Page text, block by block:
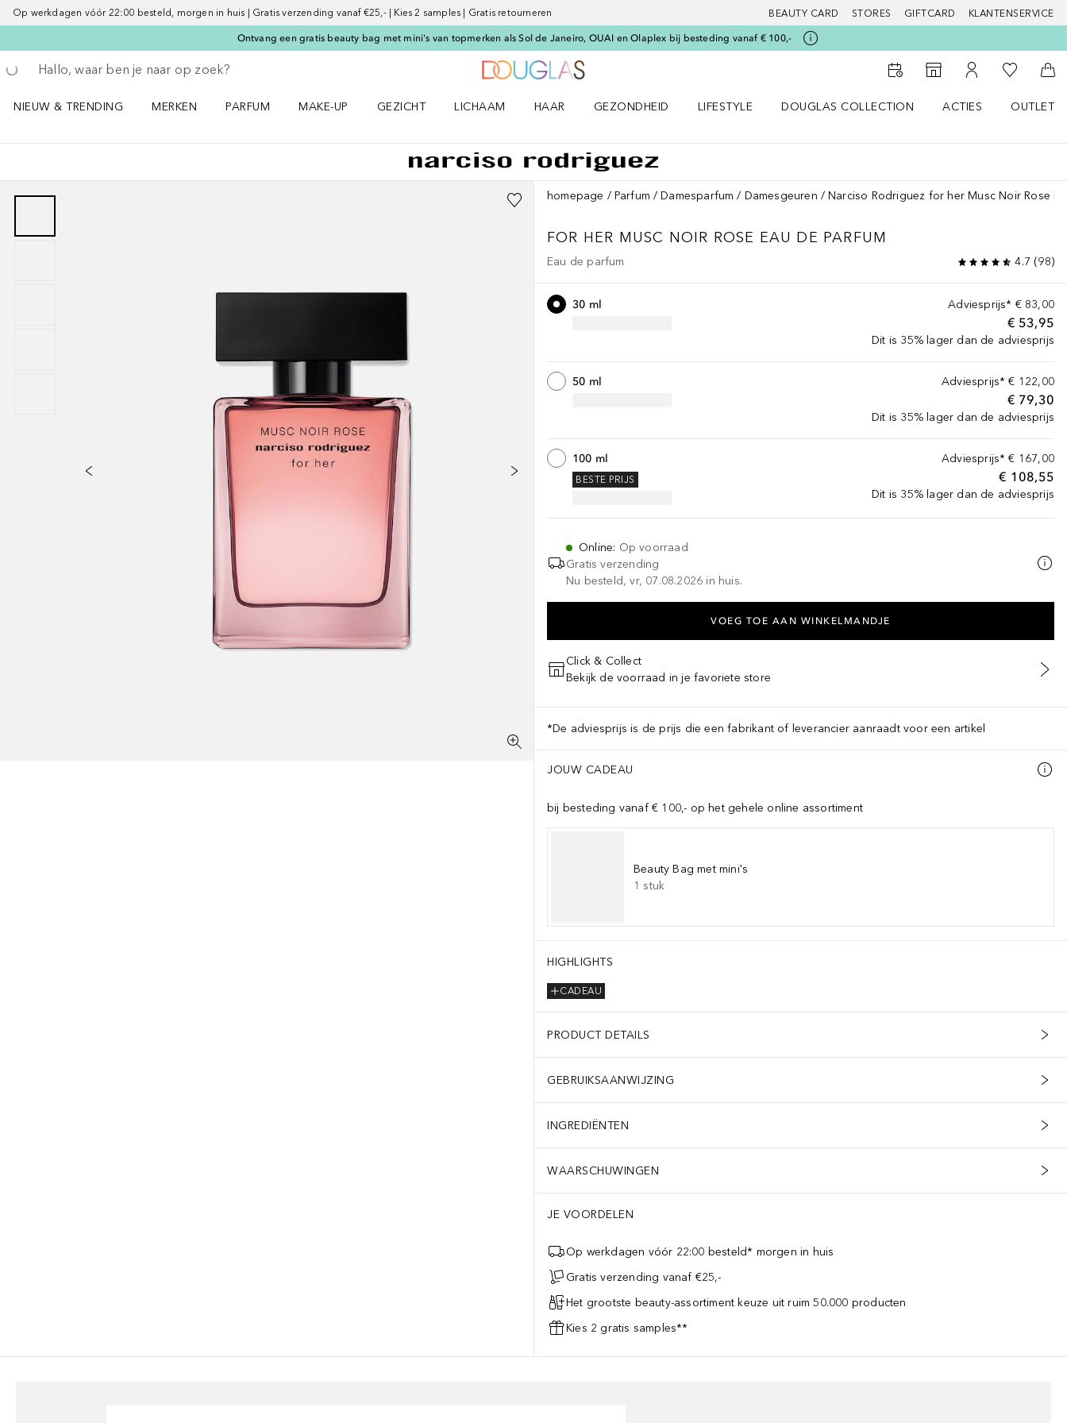
Op werkdagen vóór 22:00 besteld, morgen in huis | Gratis verzending vanaf €25,- | Kies 2 samples | Gratis retourneren BEAUTY CARD STORES GIFTCARD KLANTENSERVICE
Ontvang een gratis beauty bag met mini's van topmerken als Sol de Janeiro, OUAI en Olaplex bij besteding vanaf € 100,-
Ga terug
Zoekopdracht uitvoeren
Naar StorefinderNaar Mijn Account
Naar Mijn
NIEUW & TRENDING
MERKEN
PARFUM
MAKE-UP
GEZICHT
LICHAAM
HAAR
GEZONDHEID
LIFESTYLE
DOUGLAS COLLECTION
ACTIES
OUTLET
homepage Parfum Damesparfum Damesgeuren Narciso Rodriguez for her Musc Noir Rose
FOR HER MUSC NOIR ROSE EAU DE PARFUM
Eau de parfum 4.7 (98)
Adviesprijs* € 83,00
€ 53,95
Dit is 35% lager dan de adviesprijs
30 ml
Adviesprijs* € 122,00
€ 79,30
Dit is 35% lager dan de adviesprijs
50 ml
Adviesprijs* € 167,00
€ 108,55
Dit is 35% lager dan de adviesprijs
100 ml
BESTE PRIJS
Online: Op voorraad
Gratis verzending
Nu besteld, vr, 07.08.2026 in huis.
VOEG TOE AAN WINKELMANDJE
Click & Collect
Bekijk de voorraad in je favoriete store
*De adviesprijs is de prijs die een fabrikant of leverancier aanraadt voor een artikel
JOUW CADEAU
bij besteding vanaf € 100,- op het gehele online assortiment
Beauty Bag met mini's
1 stuk
HIGHLIGHTS
CADEAU
PRODUCT DETAILS
GEBRUIKSAANWIJZING
INGREDIËNTEN
WAARSCHUWINGEN
JE VOORDELEN
Op werkdagen vóór 22:00 besteld* morgen in huis
Gratis verzending vanaf €25,-
Het grootste beauty-assortiment keuze uit ruim 50.000 producten
Kies 2 gratis samples**